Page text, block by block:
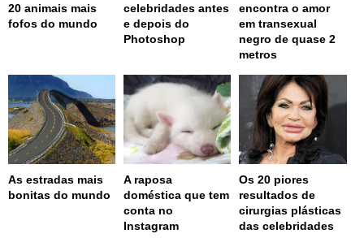
20 animais mais
fofos do mundo
celebridades antes
e depois do
Photoshop
encontra o amor
em transexual
negro de quase 2
metros
As estradas mais
bonitas do mundo
A raposa
doméstica que tem
conta no
Instagram
Os 20 piores
resultados de
cirurgias plásticas
das celebridades